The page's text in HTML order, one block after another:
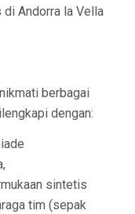
di Andorra la Vella
berbagai
dengan:
sintetis
tim (sepak